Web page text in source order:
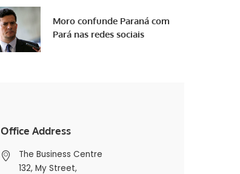
Moro confunde Paraná com
Pará nas redes sociais
Office Address
The Business Centre
132, My Street,